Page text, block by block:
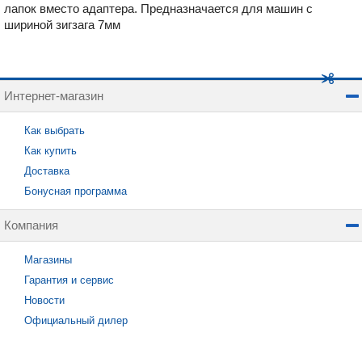
лапок вместо адаптера. Предназначается для машин с
шириной зигзага 7мм
Интернет-магазин
Как выбрать
Как купить
Доставка
Бонусная программа
Компания
Магазины
Гарантия и сервис
Новости
Официальный дилер